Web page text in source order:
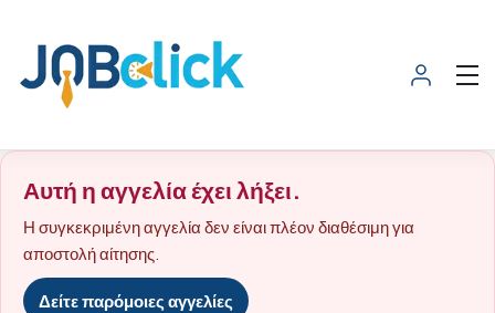
Αυτή η αγγελία έχει λήξει.
Η συγκεκριμένη αγγελία δεν είναι πλέον διαθέσιμη για
αποστολή αίτησης.
Δείτε παρόμοιες αγγελίες